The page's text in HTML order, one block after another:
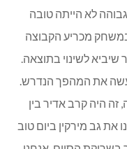
לא הייתה טובה
במשחק מכריע הקבוצה
אחר שיביא לשינוי בתוצאה.
את המהפך הנדרש.
היה קרב אדיר בין
את גב מירקין ביום טוב